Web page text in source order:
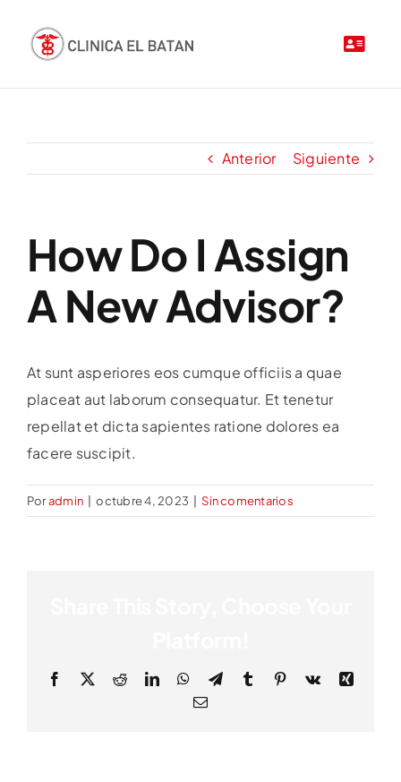
contenido
Anterior Siguiente
How Do I Assign
A New Advisor?
At sunt asperiores eos cumque officiis a quae
placeat aut laborum consequatur. Et tenetur
repellat et dicta sapientes ratione dolores ea
facere suscipit.
Poradmin octubre 4, 2023 Sin comentarios
Facebook
X RedditLinkedInWhatsApp
TelegramTumblr Pinterest
Vk
Xing
Correo